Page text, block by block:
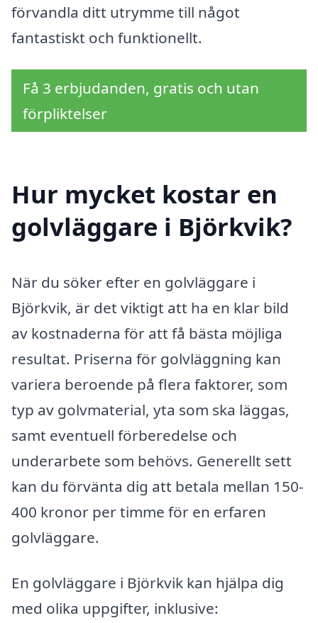
förvandla ditt utrymme till något
fantastiskt och funktionellt.
Få 3 erbjudanden, gratis och utan
förpliktelser
Hur mycket kostar en
golvläggare i Björkvik?
När du söker efter en golvläggare i
Björkvik, är det viktigt att ha en klar bild
av kostnaderna för att få bästa möjliga
resultat. Priserna för golvläggning kan
variera beroende på flera faktorer, som
typ av golvmaterial, yta som ska läggas,
samt eventuell förberedelse och
underarbete som behövs. Generellt sett
kan du förvänta dig att betala mellan 150-
400 kronor per timme för en erfaren
golvläggare.
En golvläggare i Björkvik kan hjälpa dig
med olika uppgifter, inklusive: